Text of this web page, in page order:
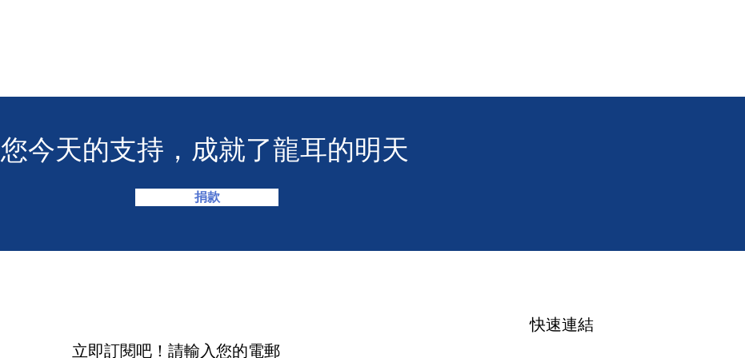
​您今天的支持，成就了龍耳的明天
捐款
​立即訂閱吧！請輸入您的電郵
快速連結